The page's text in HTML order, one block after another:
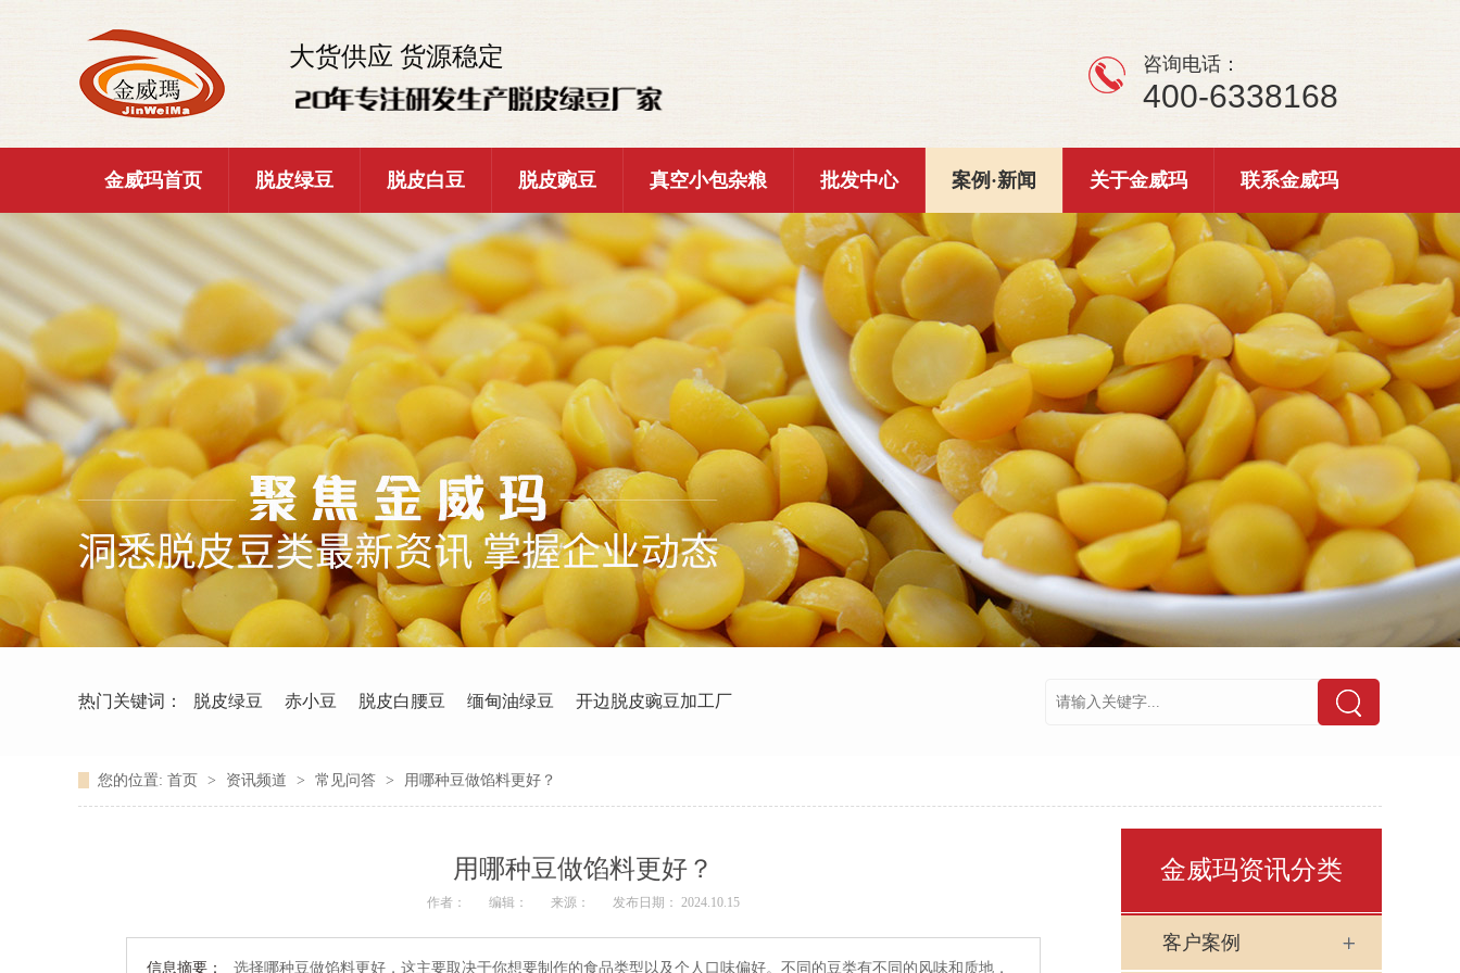
大货供应 货源稳定 咨询电话：
400-6338168
金威玛首页 脱皮绿豆 脱皮白豆 脱皮豌豆 真空小包杂粮 批发中心 案例·新闻 关于金威玛 联系金威玛
热门关键词： 脱皮绿豆 赤小豆 脱皮白腰豆 缅甸油绿豆 开边脱皮豌豆加工厂
您的位置: 首页 > 资讯频道 > 常见问答 > 用哪种豆做馅料更好？
用哪种豆做馅料更好？
作者： 编辑： 来源： 发布日期： 2024.10.15
信息摘要： 选择哪种豆做馅料更好，这主要取决于你想要制作的食品类型以及个人口味偏好。不同的豆类有不同的风味和质地，
金威玛资讯分类
客户案例